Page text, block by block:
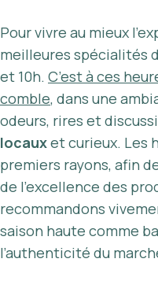
Pour vivre au mieux
meilleures spécialités
et 10h. C’est à ces
comble, dans une
odeurs, rires et
locauxet curieux. Les
premiers rayons, afin
de l’excellence des
recommandons
saison haute comme
l’authenticité du